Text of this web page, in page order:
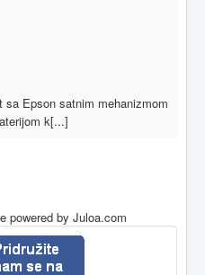
Epson satnim mehanizmom
k[...]
powered by Juloa.com